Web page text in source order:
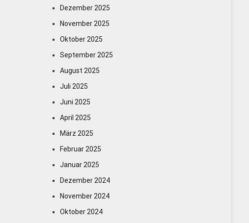
Dezember 2025
November 2025
Oktober 2025
September 2025
August 2025
Juli 2025
Juni 2025
April 2025
März 2025
Februar 2025
Januar 2025
Dezember 2024
November 2024
Oktober 2024